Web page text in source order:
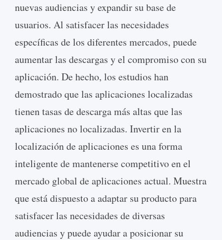
nuevas audiencias y expandir su base de
usuarios. Al satisfacer las necesidades
específicas de los diferentes mercados, puede
aumentar las descargas y el compromiso con su
aplicación. De hecho, los estudios han
demostrado que las aplicaciones localizadas
tienen tasas de descarga más altas que las
aplicaciones no localizadas. Invertir en la
localización de aplicaciones es una forma
inteligente de mantenerse competitivo en el
mercado global de aplicaciones actual. Muestra
que está dispuesto a adaptar su producto para
satisfacer las necesidades de diversas
audiencias y puede ayudar a posicionar su